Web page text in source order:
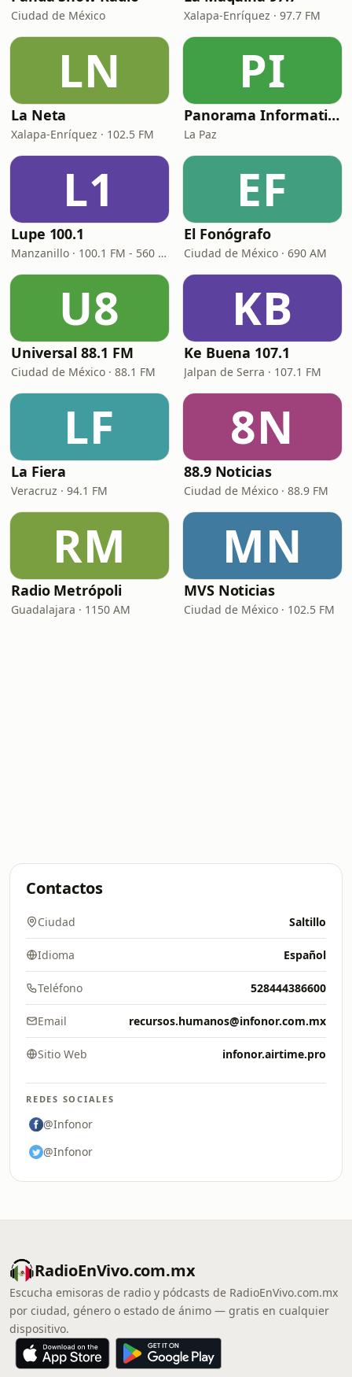
Ciudad de México Xalapa-Enríquez · 97.7 FM
LN
La Neta
Xalapa-Enríquez · 102.5 FM
PI
Panorama Informativo
La Paz
L1
Lupe 100.1
Manzanillo · 100.1 FM - 560 AM
EF
El Fonógrafo
Ciudad de México · 690 AM
U8
Universal 88.1 FM
Ciudad de México · 88.1 FM
KB
Ke Buena 107.1
Jalpan de Serra · 107.1 FM
LF
La Fiera
Veracruz · 94.1 FM
8N
88.9 Noticias
Ciudad de México · 88.9 FM
RM
Radio Metrópoli
Guadalajara · 1150 AM
MN
MVS Noticias
Ciudad de México · 102.5 FM
Contactos
Ciudad Saltillo
Idioma Español
Teléfono 528444386600
Email recursos.humanos@infonor.com.mx
Sitio Web infonor.airtime.pro
REDES SOCIALES
@Infonor
@Infonor
RadioEnVivo.com.mx
Escucha emisoras de radio y pódcasts de RadioEnVivo.com.mx
por ciudad, género o estado de ánimo — gratis en cualquier
dispositivo.